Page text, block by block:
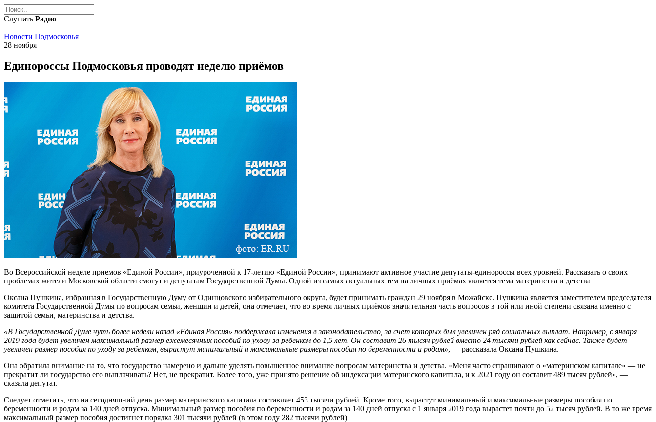
Слушать Радио
Новости Подмосковья
28 ноября
Единороссы Подмосковья проводят неделю приёмов
Во Всероссийской неделе приемов «Единой России», приуроченной к 17-летию «Единой России», принимают активное участие депутаты-единороссы всех уровней. Рассказать о своих
проблемах жители Московской области смогут и депутатам Государственной Думы. Одной из самых актуальных тем на личных приёмах является тема материнства и детства
Оксана Пушкина, избранная в Государственную Думу от Одинцовского избирательного округа, будет принимать граждан 29 ноября в Можайске. Пушкина является заместителем председателя
комитета Государственной Думы по вопросам семьи, женщин и детей, она отмечает, что во время личных приёмов значительная часть вопросов в той или иной степени связана именно с
защитой семьи, материнства и детства.
«В Государственной Думе чуть более недели назад «Единая Россия» поддержала изменения в законодательство, за счет которых был увеличен ряд социальных выплат. Например, с января
2019 года будет увеличен максимальный размер ежемесячных пособий по уходу за ребенком до 1,5 лет. Он составит 26 тысяч рублей вместо 24 тысячи рублей как сейчас. Также будет
увеличен размер пособия по уходу за ребенком, вырастут минимальный и максимальные размеры пособия по беременности и родам», — рассказала Оксана Пушкина.
Она обратила внимание на то, что государство намерено и дальше уделять повышенное внимание вопросам материнства и детства. «Меня часто спрашивают о «материнском капитале» — не
прекратит ли государство его выплачивать? Нет, не прекратит. Более того, уже принято решение об индексации материнского капитала, и к 2021 году он составит 489 тысяч рублей», —
сказала депутат.
Следует отметить, что на сегодняшний день размер материнского капитала составляет 453 тысячи рублей. Кроме того, вырастут минимальный и максимальные размеры пособия по
беременности и родам за 140 дней отпуска. Минимальный размер пособия по беременности и родам за 140 дней отпуска с 1 января 2019 года вырастет почти до 52 тысяч рублей. В то же время
максимальный размер пособия достигнет порядка 301 тысячи рублей (в этом году 282 тысячи рублей).